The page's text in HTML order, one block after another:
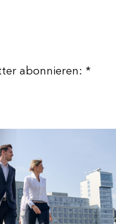
abonnieren: *